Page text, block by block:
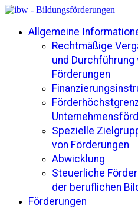
Allgemeine
Rechtmäßige
und Durchführung
Förderungen
Spezielle
von Förderungen
Abwicklung
Steuerliche
der beruflichen
Förderungen